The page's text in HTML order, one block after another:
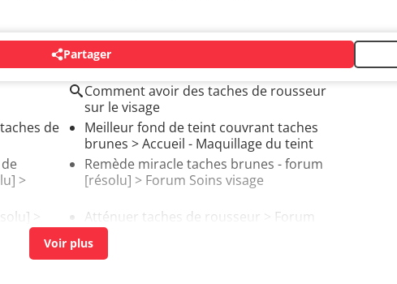
Partager
Comment avoir des taches de rousseur
sur le visage
de
Meilleur fond de teint couvrant taches
brunes > Accueil - Maquillage du teint
>
Remède miracle taches brunes - forum
[résolu] > Forum Soins visage
>
Atténuer taches de rousseur > Forum
Soins visage